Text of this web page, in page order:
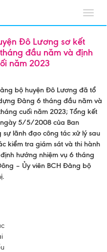
Đô Lương sơ kết
đầu năm và định
năm 2023
bộ huyện Đô Lương đã tổ
Đảng 6 tháng đầu năm và
cuối năm 2023; Tổng kết
ngày 5/5/2008 của Ban
sự lãnh đạo công tác xử lý sau
kiểm tra giám sát và thi hành
hướng nhiệm vụ 6 tháng
– Ủy viên BCH Đảng bộ